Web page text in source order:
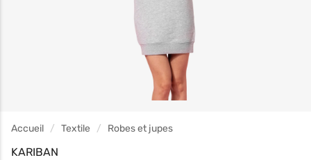
Accueil Textile Robes et jupes
KARIBAN